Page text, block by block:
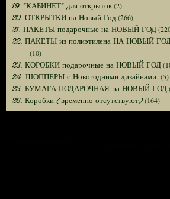
19. "КАБИНЕТ" для открыток(2)
20. ОТКРЫТКИ на Новый Год (266)
21. ПАКЕТЫ подарочные на НОВЫЙ ГОД
22. ПАКЕТЫ из полиэтилена НА НОВЫЙ
(10)
23. КОРОБКИ подарочные на НОВЫЙ ГОД
24. ШОППЕРЫ с Новогодними дизайнами. (5)
25. БУМАГА ПОДАРОЧНАЯ на НОВЫЙ ГОД
26. Коробки (временно отсутствуют)(164)